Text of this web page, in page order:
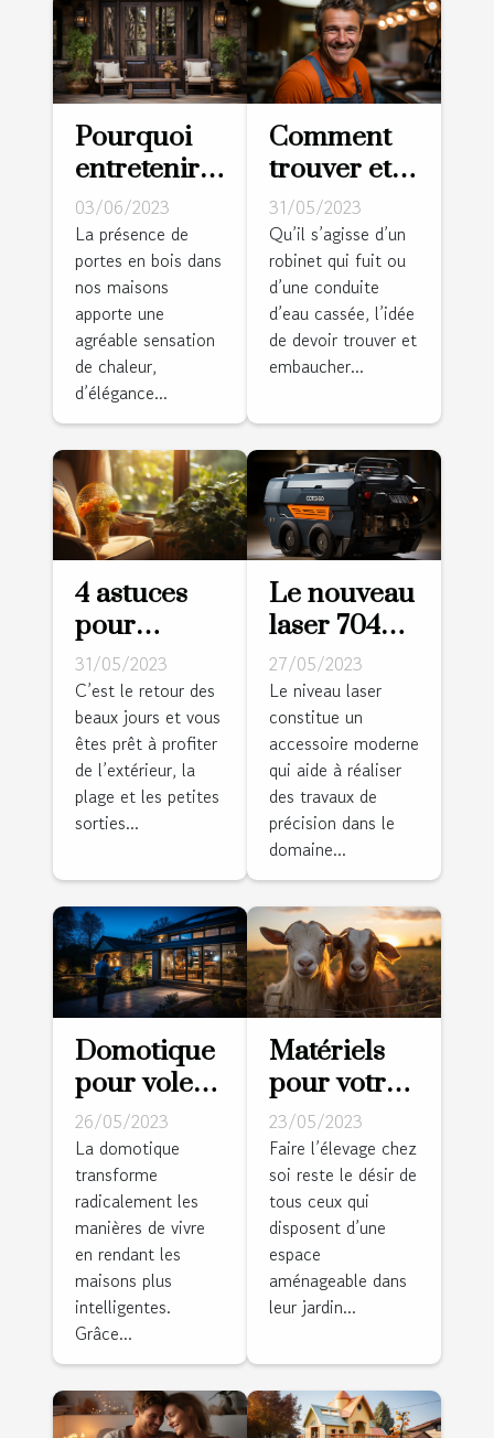
Pourquoi
entretenir
une porte
en bois ?
03/06/2023
La présence de
portes en bois dans
nos maisons
apporte une
agréable sensation
de chaleur,
d’élégance...
Comment
trouver et
embaucher
de bons
plombiers ?
31/05/2023
Qu’il s’agisse d’un
robinet qui fuit ou
d’une conduite
d’eau cassée, l’idée
de devoir trouver et
embaucher...
4 astuces
pour
rafraîchir
votre
logement
31/05/2023
C’est le retour des
beaux jours et vous
êtes prêt à profiter
de l’extérieur, la
plage et les petites
sorties...
Le nouveau
laser 704CG
: pourquoi
l'adopter ?
27/05/2023
Le niveau laser
constitue un
accessoire moderne
qui aide à réaliser
des travaux de
précision dans le
domaine...
Domotique
pour volets
roulants :
Pourquoi
est-ce un
bon choix ?
26/05/2023
La domotique
transforme
radicalement les
manières de vivre
en rendant les
maisons plus
intelligentes.
Grâce...
Matériels
pour votre
ferme :
Comment
réussir la
réalisation
des clôtures
pour vos
animaux ?
23/05/2023
Faire l’élevage chez
soi reste le désir de
tous ceux qui
disposent d’une
espace
aménageable dans
leur jardin...